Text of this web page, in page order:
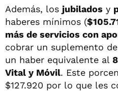
Además, los jubilados y
haberes mínimos (
más de servicios con
cobrar un suplemento
un haber equivalente al
Vital y Móvil. Este
$127.920 por lo que les